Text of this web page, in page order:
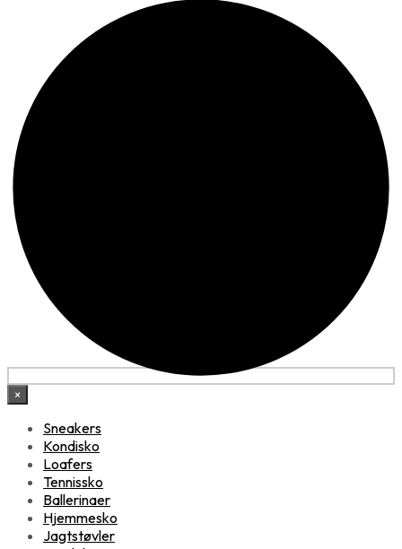
×
Sneakers
Kondisko
Loafers
Tennissko
Ballerinaer
Hjemmesko
Jagtstøvler